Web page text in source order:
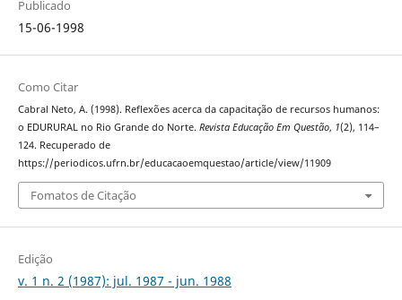
Publicado
15-06-1998
Como Citar
Cabral Neto, A. (1998). Reflexões acerca da capacitação de recursos humanos:
o EDURURAL no Rio Grande do Norte. Revista Educação Em Questão, 1(2), 114–
124. Recuperado de
https://periodicos.ufrn.br/educacaoemquestao/article/view/11909
Fomatos de Citação
Edição
v. 1 n. 2 (1987): jul. 1987 - jun. 1988